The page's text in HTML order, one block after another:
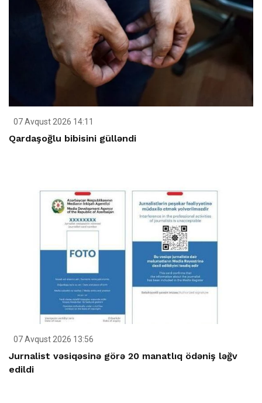
07 Avqust 2026 14:11
Qardaşoğlu bibisini gülləndi
07 Avqust 2026 13:56
Jurnalist vəsiqəsinə görə 20 manatlıq ödəniş ləğv
edildi